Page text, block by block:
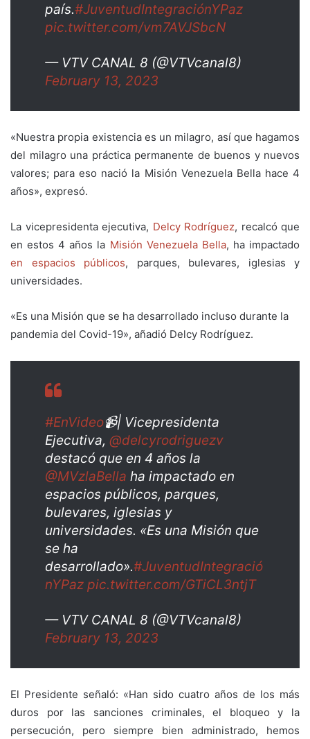
país.#JuventudIntegraciónYPaz
pic.twitter.com/vm7AVJSbcN
— VTV CANAL 8 (@VTVcanal8)
February 13, 2023
«Nuestra propia existencia es un milagro, así que hagamos
del milagro una práctica permanente de buenos y nuevos
valores; para eso nació la Misión Venezuela Bellahace 4
años», expresó.
La vicepresidenta ejecutiva, Delcy Rodríguez, recalcó que
en estos 4 años la Misión Venezuela Bella, ha impactado
en espacios públicos, parques, bulevares, iglesias y
universidades.
«Es una Misión que se ha desarrollado incluso durante la
pandemia del Covid-19», añadió Delcy Rodríguez.
#EnVideo📹| Vicepresidenta
Ejecutiva, @delcyrodriguezv
destacó que en 4 años la
@MVzlaBella ha impactado en
espacios públicos, parques,
bulevares, iglesias y
universidades. «Es una Misión que
se ha
desarrollado».#JuventudIntegració
nYPaz pic.twitter.com/GTiCL3ntjT
— VTV CANAL 8 (@VTVcanal8)
February 13, 2023
El Presidente señaló: «Han sido cuatro años de los más
duros por las sanciones criminales, el bloqueo y la
persecución, pero siempre bien administrado, hemos